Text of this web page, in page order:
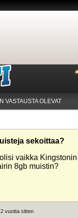
VASTAUSTA OLEVAT
sekoittaa?
vaikka
8gb muistin?
vuotta sitten